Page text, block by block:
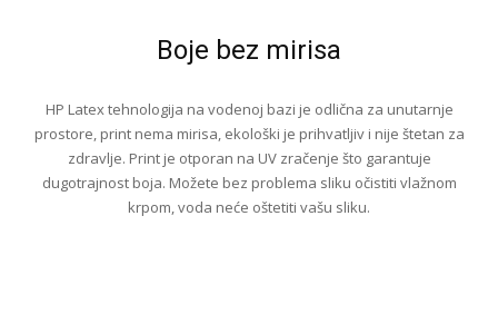
Boje bez mirisa
HP Latex tehnologija na vodenoj bazi je odlična za unutarnje
prostore, print nema mirisa, ekološki je prihvatljiv i nije štetan za
zdravlje. Print je otporan na UV zračenje što garantuje
dugotrajnost boja. Možete bez problema sliku očistiti vlažnom
krpom, voda neće oštetiti vašu sliku.